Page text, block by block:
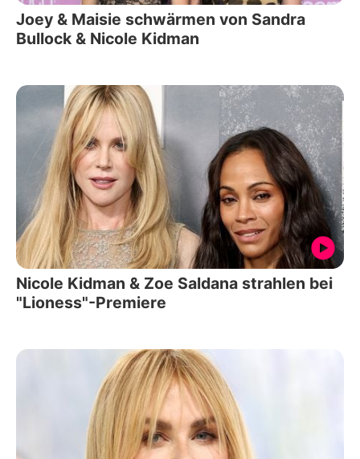
Joey & Maisie schwärmen von Sandra
Bullock & Nicole Kidman
Nicole Kidman & Zoe Saldana strahlen bei
"Lioness"-Premiere